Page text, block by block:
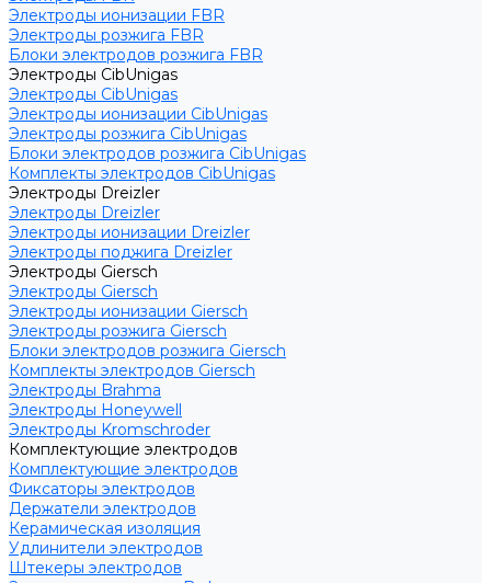
Электроды ионизации FBR
Электроды розжига FBR
Блоки электродов розжига FBR
Электроды CibUnigas
Электроды CibUnigas
Электроды ионизации CibUnigas
Электроды розжига CibUnigas
Блоки электродов розжига CibUnigas
Комплекты электродов CibUnigas
Электроды Dreizler
Электроды Dreizler
Электроды ионизации Dreizler
Электроды поджига Dreizler
Электроды Giersch
Электроды Giersch
Электроды ионизации Giersch
Электроды розжига Giersch
Блоки электродов розжига Giersch
Комплекты электродов Giersch
Электроды Brahma
Электроды Honeywell
Электроды Kromschroder
Комплектующие электродов
Комплектующие электродов
Фиксаторы электродов
Держатели электродов
Керамическая изоляция
Удлинители электродов
Штекеры электродов